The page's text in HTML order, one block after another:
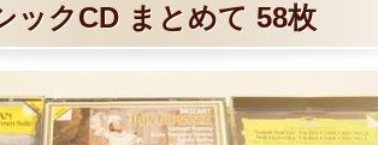
ックCD まとめて 58枚